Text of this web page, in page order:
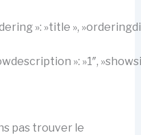
»: »title »,
»: »1″,
pas trouver le